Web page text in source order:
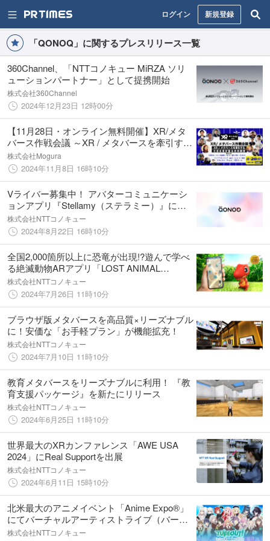
ログイン 新規登録
「QONOQ」に関するプレスリリース一覧
360Channel、「NTTコノキュー MiRZA ソリ
ューションパートナー」として提携開始
株式会社360Channel
2024年12月23日 12時00分
【11月28日・オンライン無料開催】XR/メタ
バース作戦会議 ～XR / メタバースを牽引する
注目企業が語る未来展望
株式会社Mogura
2024年11月8日 16時10分
Vライバー募集中！ アバターコミュニケーシ
ョンアプリ『Stellamy（ステラミー）』に今
秋、バーチャルライブ配信機能を追加！
株式会社NTTコノキュー
2024年8月22日 16時10分
全国2,000箇所以上に恐竜が出現!?遊んで学べ
る絶滅動物ARアプリ「LOST ANIMAL
PLANET」の体験エリアが大幅アップデート
株式会社NTTコノキュー
2024年7月26日 11時10分
ブラウザ版メタバースを高品質×リーズナブル
に！安価な「お手軽プラン」が機能拡充！
株式会社NTTコノキュー
2024年7月10日 11時10分
教育メタバースをリーズナブルに利用！ 『教
育支援パッケージ』を新たにリリース
株式会社NTTコノキュー
2024年6月25日 11時10分
世界最大のXRカンファレンス「AWE USA
2024」にReal Supportを出展
株式会社NTTコノキュー
2024年6月11日 15時10分
北米最大のアニメイベント「Anime Expo®」
にてバーチャルアーティストライブ（バーチ
ャルライブ）の祭典「TUBEOUT！」が初開
株式会社NTTコノキュー